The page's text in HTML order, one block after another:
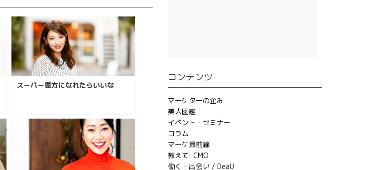
スーパー裏方になれたらいいな
コンテンツ
マーケターの企み
美人図鑑
イベント・セミナー
コラム
マーケ最前線
教えて! CMO
働く・出会い / DeaU